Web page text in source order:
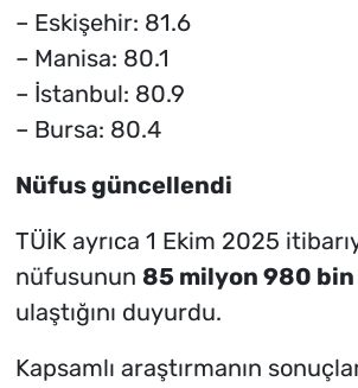
– Eskişehir: 81.6
– Manisa: 80.1
– İstanbul: 80.9
– Bursa: 80.4
Nüfus güncellendi
TÜİK ayrıca 1 Ekim 2025
nüfusunun 85 milyon 980
ulaştığını duyurdu.
Kapsamlı araştırmanın